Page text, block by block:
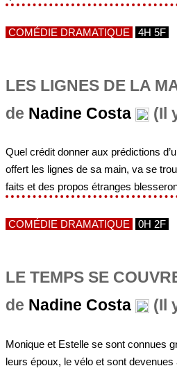
COMÉDIE DRAMATIQUE 4H 5F
LES LIGNES DE LA
de Nadine Costa (Il
Quel crédit donner aux prédictions
offert les lignes de sa main, va se
faits et des propos étranges
COMÉDIE DRAMATIQUE 0H 2F
LE TEMPS SE
de Nadine Costa (Il
Monique et Estelle se sont connues
leurs époux, le vélo et sont